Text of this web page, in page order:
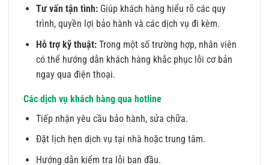
Tư vấn tận tình:Giúp khách hàng hiểu rõ các quy
trình, quyền lợi bảo hành và các dịch vụ đi kèm.
Hỗ trợ kỹ thuật:Trong một số trường hợp, nhân viên
có thể hướng dẫn khách hàng khắc phục lỗi cơ bản
ngay qua điện thoại.
Các dịch vụ khách hàng qua hotline
Tiếp nhận yêu cầu bảo hành, sửa chữa.
Đặt lịch hẹn dịch vụ tại nhà hoặc trung tâm.
Hướng dẫn kiểm tra lỗi ban đầu.